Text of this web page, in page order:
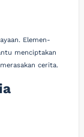
Elemen-
menciptakan
cerita.